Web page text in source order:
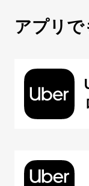
アプリ